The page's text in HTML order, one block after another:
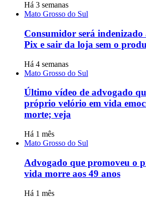
Há 3 semanas
Mato Grosso do Sul
Consumidor será
Pix e sair da loja sem o
Há 4 semanas
Mato Grosso do Sul
Último vídeo de advogado
próprio velório em vida
morte; veja
Há 1 mês
Mato Grosso do Sul
Advogado que promoveu o
vida morre aos 49 anos
Há 1 mês